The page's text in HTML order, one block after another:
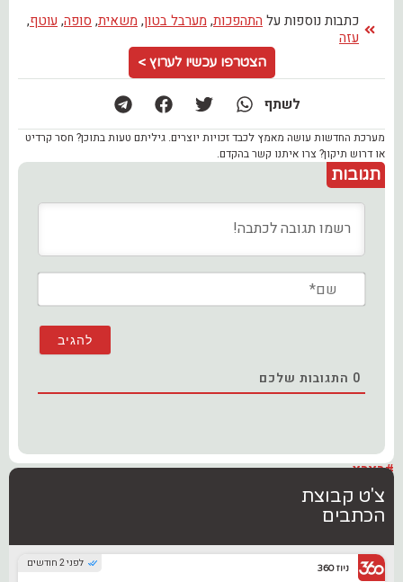
כתבות נוספות עלהתהפכות,מערבל בטון,משאית,סופה,עוטף,
עזה
הצטרפו עכשיו לערוץ >
לשתף
מערכת החדשות עושה מאמץ לכבד זכויות יוצרים. גיליתם טעות בתוכן? חסר קרדיט
או דרוש תיקון? צרו איתנו קשר בהקדם.
תגובות
0 התגובות שלכם
#בארץ
צ'ט קבוצת
הכתבים
לפני 2 חודשים ניוז 360